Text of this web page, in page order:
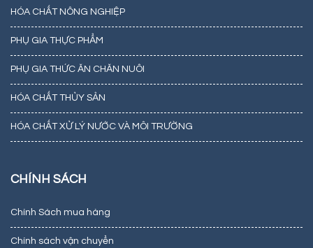
HÓA CHẤT NÔNG NGHIỆP
PHỤ GIA THỰC PHẨM
PHỤ GIA THỨC ĂN CHĂN NUÔI
HÓA CHẤT THỦY SẢN
HÓA CHẤT XỬ LÝ NƯỚC VÀ MÔI TRƯỜNG
CHÍNH SÁCH
Chính Sách mua hàng
Chính sách vận chuyển